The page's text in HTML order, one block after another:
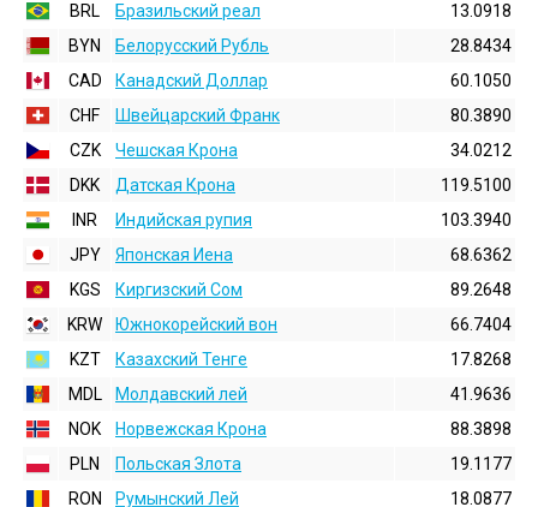
BRL
Бразильский реал
13.0918
BYN
Белорусский Рубль
28.8434
CAD
Канадский Доллар
60.1050
CHF
Швейцарский Франк
80.3890
CZK
Чешская Крона
34.0212
DKK
Датская Крона
119.5100
INR
Индийская pупия
103.3940
JPY
Японская Иена
68.6362
KGS
Киргизский Сом
89.2648
KRW
Южнокорейский вон
66.7404
KZT
Казахский Тенге
17.8268
MDL
Молдавский лей
41.9636
NOK
Норвежская Крона
88.3898
PLN
Польская Злота
19.1177
RON
Румынский Лей
18.0877